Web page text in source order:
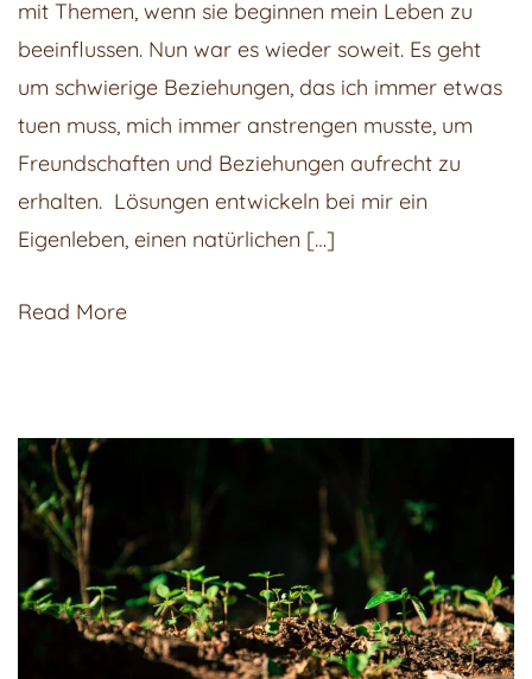
Belastende
Beziehungen.
mit Themen, wenn sie beginnen mein Leben zu
beeinflussen. Nun war es wieder soweit. Es geht
um schwierige Beziehungen, das ich immer etwas
tuen muss, mich immer anstrengen musste, um
Freundschaften und Beziehungen aufrecht zu
erhalten. Lösungen entwickeln bei mir ein
Eigenleben, einen natürlichen […]
Read More